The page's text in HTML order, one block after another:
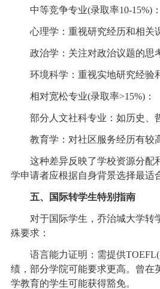
中等竞争专业(录取率10-15%)：
心理学：重视研究经历和相关
政治学：关注对政治议题的思
环境科学：重视实地研究经验
相对宽松专业(录取率>15%)：
部分人文社科专业：如历史、
教育学：对社区服务经历有较
这种差异反映了学校资源分配
学申请者应根据自身背景选择最适
五、国际转学生特别指南
对于国际学生，乔治城大学转
殊要求：
语言能力证明：需提供
绩，部分学院可能要求更高。曾在
学教育的学生可能获得豁免。